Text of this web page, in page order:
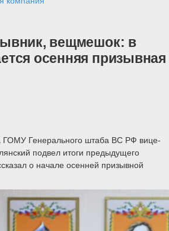
вещмешок: в
осенняя призывная
ГОМУ Генерального штаба ВС РФ вице-
подвел итоги предыдущего
о начале осенней призывной